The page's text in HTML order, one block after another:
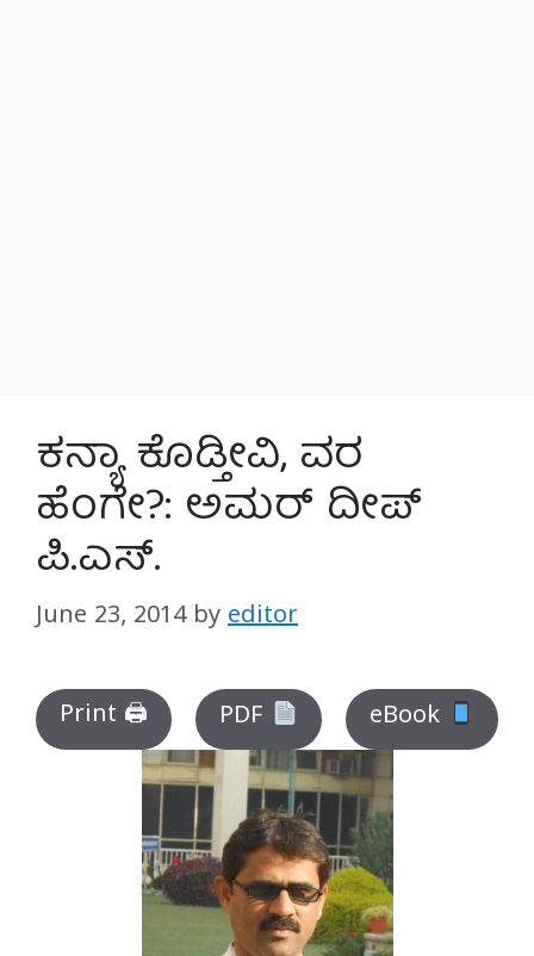
ಕನ್ಯಾ ಕೊಡ್ತೀವಿ, ವರ
ಹೆಂಗೇ?: ಅಮರ್ ದೀಪ್
ಪಿ.ಎಸ್.
June 23, 2014 by editor
Print 🖨 PDF eBook